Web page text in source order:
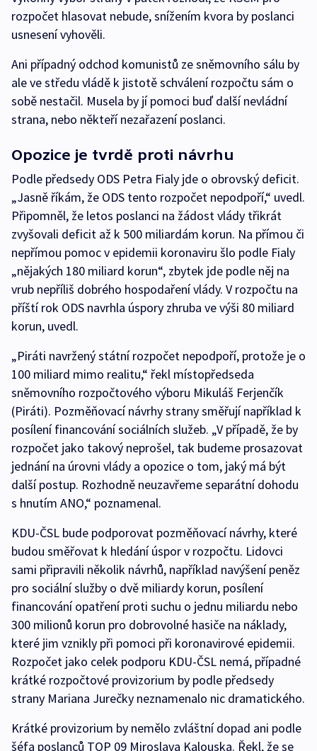
rozpočet hlasovat nebude, snížením kvora by poslanci
usnesení vyhověli.
Ani případný odchod komunistů ze sněmovního sálu by
ale ve středu vládě k jistotě schválení rozpočtu sám o
sobě nestačil. Musela by jí pomoci buď další nevládní
strana, nebo někteří nezařazení poslanci.
Opozice je tvrdě proti návrhu
Podle předsedy ODS Petra Fialy jde o obrovský deficit.
„Jasně říkám, že ODS tento rozpočet nepodpoří,“ uvedl.
Připomněl, že letos poslanci na žádost vlády třikrát
zvyšovali deficit až k 500 miliardám korun. Na přímou či
nepřímou pomoc v epidemii koronaviru šlo podle Fialy
„nějakých 180 miliard korun“, zbytek jde podle něj na
vrub nepříliš dobrého hospodaření vlády. V rozpočtu na
příští rok ODS navrhla úspory zhruba ve výši 80 miliard
korun, uvedl.
„Piráti navržený státní rozpočet nepodpoří, protože je o
100 miliard mimo realitu,“ řekl místopředseda
sněmovního rozpočtového výboru Mikuláš Ferjenčík
(Piráti). Pozměňovací návrhy strany směřují například k
posílení financování sociálních služeb. „V případě, že by
rozpočet jako takový neprošel, tak budeme prosazovat
jednání na úrovni vlády a opozice o tom, jaký má být
další postup. Rozhodně neuzavřeme separátní dohodu
s hnutím ANO,“ poznamenal.
KDU-ČSL bude podporovat pozměňovací návrhy, které
budou směřovat k hledání úspor v rozpočtu. Lidovci
sami připravili několik návrhů, například navýšení peněz
pro sociální služby o dvě miliardy korun, posílení
financování opatření proti suchu o jednu miliardu nebo
300 milionů korun pro dobrovolné hasiče na náklady,
které jim vznikly při pomoci při koronavirové epidemii.
Rozpočet jako celek podporu KDU-ČSL nemá, případné
krátké rozpočtové provizorium by podle předsedy
strany Mariana Jurečky neznamenalo nic dramatického.
Krátké provizorium by nemělo zvláštní dopad ani podle
šéfa poslanců TOP 09 Miroslava Kalouska. Řekl, že se